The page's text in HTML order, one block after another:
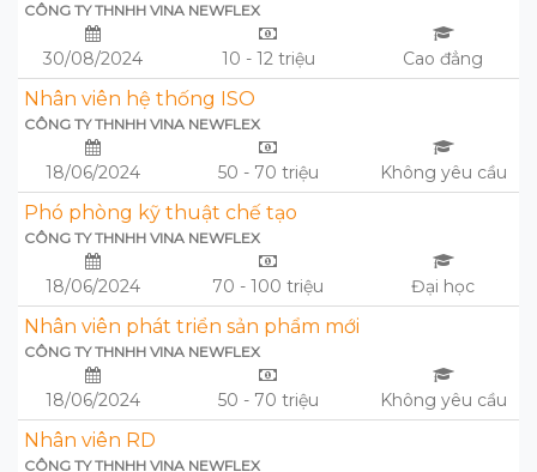
CÔNG TY THNHH VINA NEWFLEX
30/08/2024 10 - 12 triệu Cao đẳng
Nhân viên hệ thống ISO
CÔNG TY THNHH VINA NEWFLEX
18/06/2024 50 - 70 triệu Không yêu cầu
Phó phòng kỹ thuật chế tạo
CÔNG TY THNHH VINA NEWFLEX
18/06/2024 70 - 100 triệu Đại học
Nhân viên phát triển sản phẩm mới
CÔNG TY THNHH VINA NEWFLEX
18/06/2024 50 - 70 triệu Không yêu cầu
Nhân viên RD
CÔNG TY THNHH VINA NEWFLEX